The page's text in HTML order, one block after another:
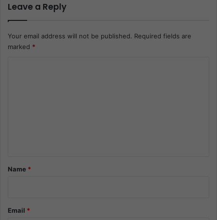
Leave a Reply
Your email address will not be published. Required fields are
marked *
*Name *
Email *